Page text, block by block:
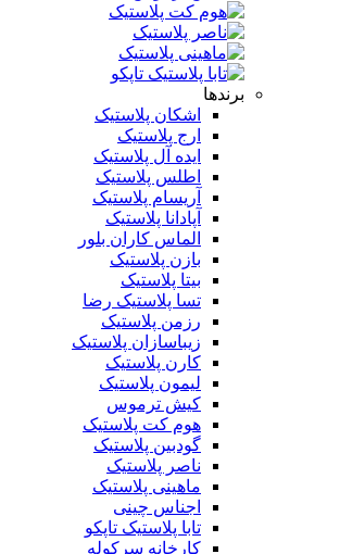
برندها
اشکان پلاستیک
ارج پلاستیک
ایده آل پلاستیک
اطلس پلاستیک
آریسام پلاستیک
آپادانا پلاستیک
الماس کاران بلور
بازن پلاستیک
بیتا پلاستیک
تسا پلاستیک رضا
رزمن پلاستیک
زیباسازان پلاستیک
کارن پلاستیک
لیمون پلاستیک
کیش ترموس
هوم کت پلاستیک
گودبین پلاستیک
ناصر پلاستیک
ماهینی پلاستیک
اجناس چینی
تابا پلاستیک تاپکو
کارخانه سرکوله